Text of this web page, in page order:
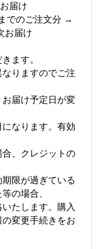
届け
でのご注文分 →
お届け
ます。
りますのでご注
お届け予定日が変
なります。有効
合、クレジットの
限が過ぎている
の場合、
たします。購入
変更手続きをお